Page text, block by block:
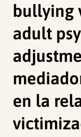
bullying
adult
en la